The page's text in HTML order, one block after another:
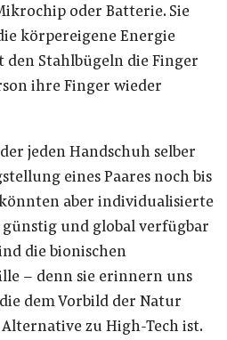
oder Batterie. Sie
körpereigene Energie
den Stahlbügeln die Finger
ihre Finger wieder
jeden Handschuh selber
eines Paares noch bis
aber individualisierte
günstig und global verfügbar
die bionischen
– denn sie erinnern uns
dem Vorbild der Natur
zu High-Tech ist.